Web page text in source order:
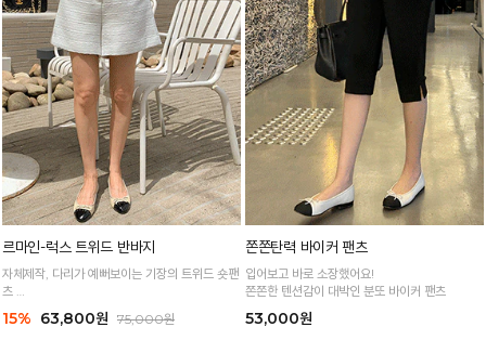
르마인-럭스 트위드 반바지
자체제작, 다리가 예뻐보이는 기장의 트위드 숏팬
츠
은은한 펄사로 한층 더 고급스러운 분위기
15% 63,800원 75,000원
쫀쫀탄력 바이커 팬츠
입어보고 바로 소장했어요!
쫀쫀한 텐션감이 대박인 분또 바이커 팬츠
53,000원